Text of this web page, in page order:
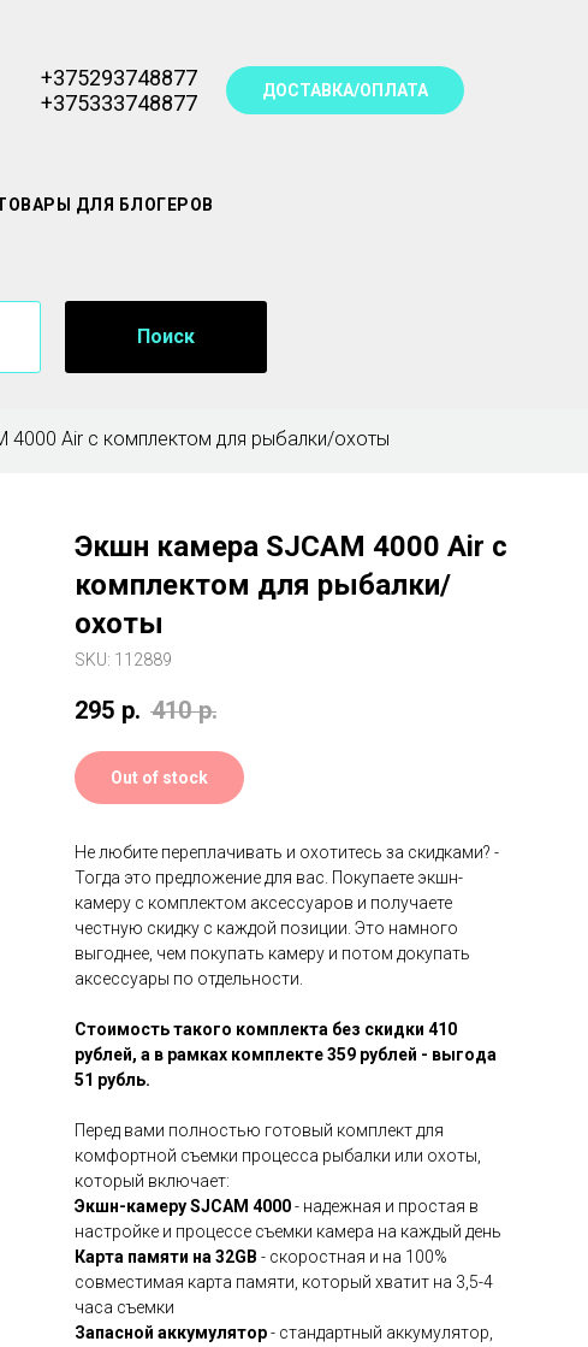
+375293748877
+375333748877
ДОСТАВКА/ОПЛАТА
ДЛЯ БЛОГЕРОВ
Поиск
4000 Air с комплектом для рыбалки/охоты
Экшн камера SJCAM 4000 Air с
комплектом для рыбалки/
охоты
SKU: 112889
295 р. 410 р.
Out of stock
Не любите переплачивать и охотитесь за скидками? -
Тогда это предложение для вас. Покупаете экшн-
камеру с комплектом аксессуаров и получаете
честную скидку с каждой позиции. Это намного
выгоднее, чем покупать камеру и потом докупать
аксессуары по отдельности.
Стоимость такого комплекта без скидки 410
рублей, а в рамках комплекте 359 рублей - выгода
51 рубль.
Перед вами полностью готовый комплект для
комфортной съемки процесса рыбалки или охоты,
который включает:
Экшн-камеру SJCAM 4000- надежная и простая в
настройке и процессе съемки камера на каждый день
Карта памяти на 32GB - скоростная и на 100%
совместимая карта памяти, который хватит на 3,5-4
часа съемки
Запасной аккумулятор- стандартный аккумулятор,